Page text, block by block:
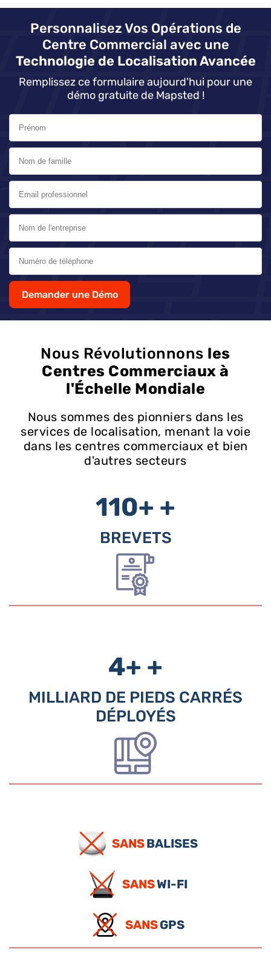
Personnalisez Vos Opérations de
Centre Commercial avec une
Technologie de Localisation Avancée
Remplissez ce formulaire aujourd'hui pour une
démo gratuite de Mapsted !
Demander une Démo
Nous Révolutionnons les
Centres Commerciaux à
l'Échelle Mondiale
Nous sommes des pionniers dans les
services de localisation, menant la voie
dans les centres commerciaux et bien
d'autres secteurs
110+ +
BREVETS
4+ +
MILLIARD DE PIEDS CARRÉS
DÉPLOYÉS
SANSBALISES
SANSWI-FI
SANSGPS